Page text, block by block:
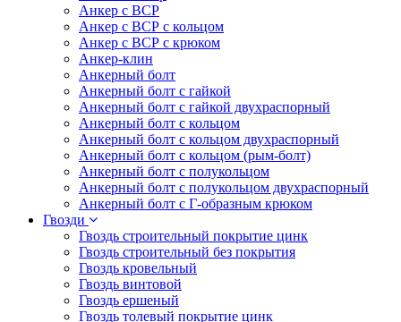
Анкер с ВСР
Анкер с ВСР с кольцом
Анкер с ВСР с крюком
Анкер-клин
Анкерный болт
Анкерный болт с гайкой
Анкерный болт с гайкой двухраспорный
Анкерный болт с кольцом
Анкерный болт с кольцом двухраспорный
Анкерный болт с кольцом (рым-болт)
Анкерный болт с полукольцом
Анкерный болт с полукольцом двухраспорный
Анкерный болт с Г-образным крюком
Гвозди
Гвоздь строительный покрытие цинк
Гвоздь строительный без покрытия
Гвоздь кровельный
Гвоздь винтовой
Гвоздь ершеный
Гвоздь толевый покрытие цинк